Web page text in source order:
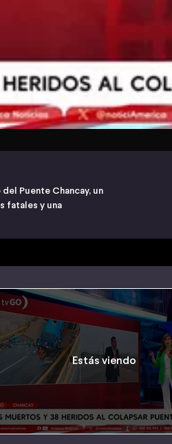
Puente Chancay, un
fatales y una
Estás viendo